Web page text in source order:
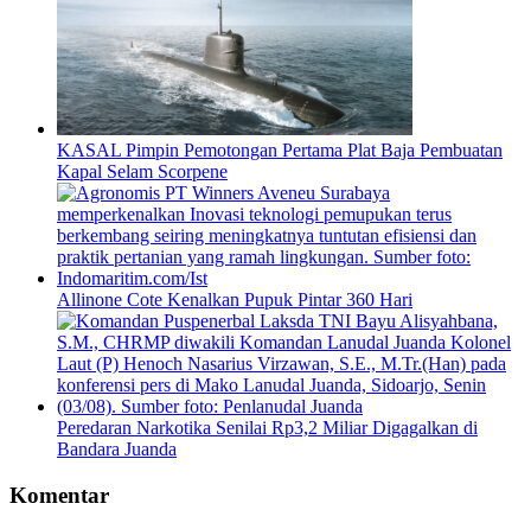
KASAL Pimpin Pemotongan Pertama Plat Baja Pembuatan
Kapal Selam Scorpene
Allinone Cote Kenalkan Pupuk Pintar 360 Hari
Peredaran Narkotika Senilai Rp3,2 Miliar Digagalkan di
Bandara Juanda
Komentar